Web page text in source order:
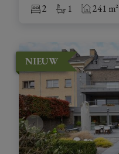
2 1 241 m²
NIEUW